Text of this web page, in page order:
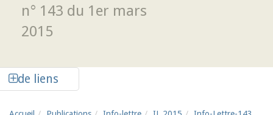
n° 143 du 1er mars
2015
de liens